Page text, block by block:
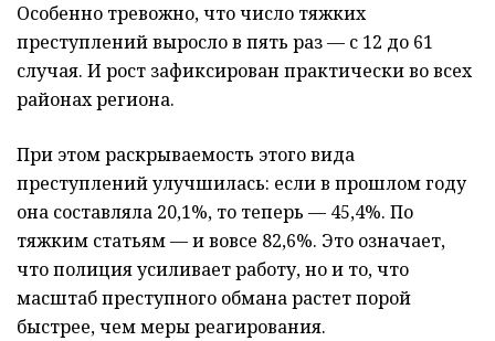
Особенно тревожно, что число тяжких
преступлений выросло в пять раз — с 12 до 61
случая. И рост зафиксирован практически во всех
районах региона.
При этом раскрываемость этого вида
преступлений улучшилась: если в прошлом году
она составляла 20,1%, то теперь — 45,4%. По
тяжким статьям — и вовсе 82,6%. Это означает,
что полиция усиливает работу, но и то, что
масштаб преступного обмана растет порой
быстрее, чем меры реагирования.